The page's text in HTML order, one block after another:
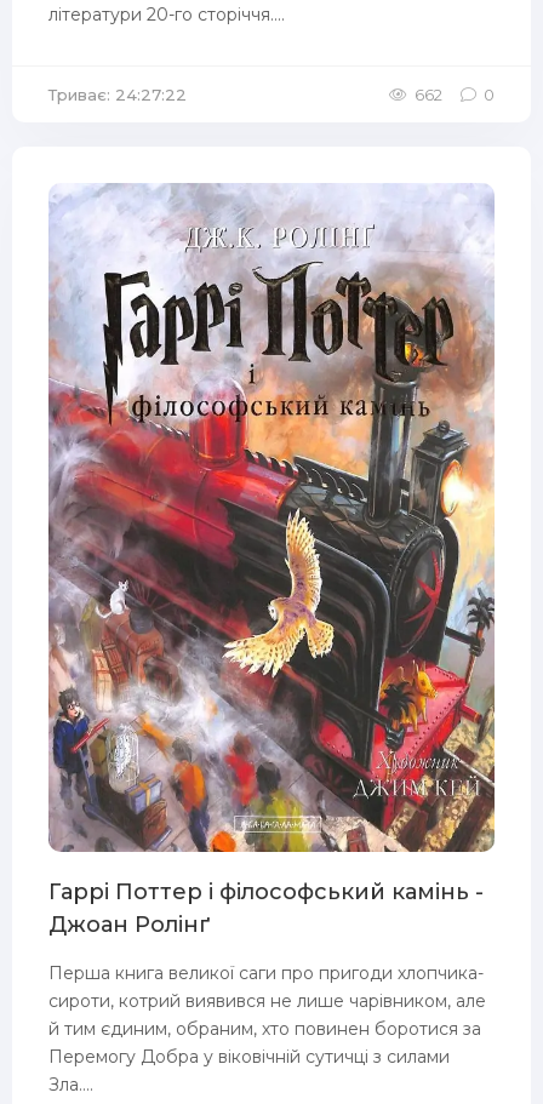
літератури 20-го сторіччя....
Триває: 24:27:22 662 0
Гаррі Поттер і філософський камінь -
Джоан Ролінґ
Перша книга великої саги про пригоди хлопчика-
сироти, котрий виявився не лише чарівником, але
й тим єдиним, обраним, хто повинен боротися за
Перемогу Добра у віковічній сутичці з силами
Зла....